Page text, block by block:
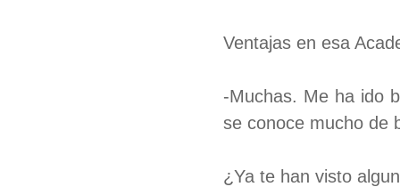
Ventajas en esa
-Muchas. Me ha ido
se conoce mucho de
¿Ya te han visto